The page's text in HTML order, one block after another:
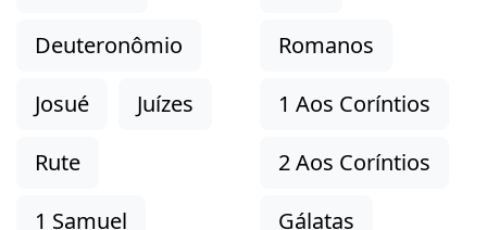
Deuteronômio
Josué
Juízes
Rute
1 Samuel
Romanos
1 Aos Coríntios
2 Aos Coríntios
Gálatas